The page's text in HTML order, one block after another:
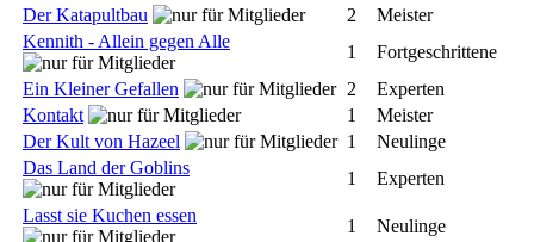
Der Katapultbau
2
Meister
Kennith - Allein gegen Alle
1
Fortgeschrittene
Ein Kleiner Gefallen
2
Experten
Kontakt
1
Meister
Der Kult von Hazeel
1
Neulinge
Das Land der Goblins
1
Experten
Lasst sie Kuchen essen
1
Neulinge